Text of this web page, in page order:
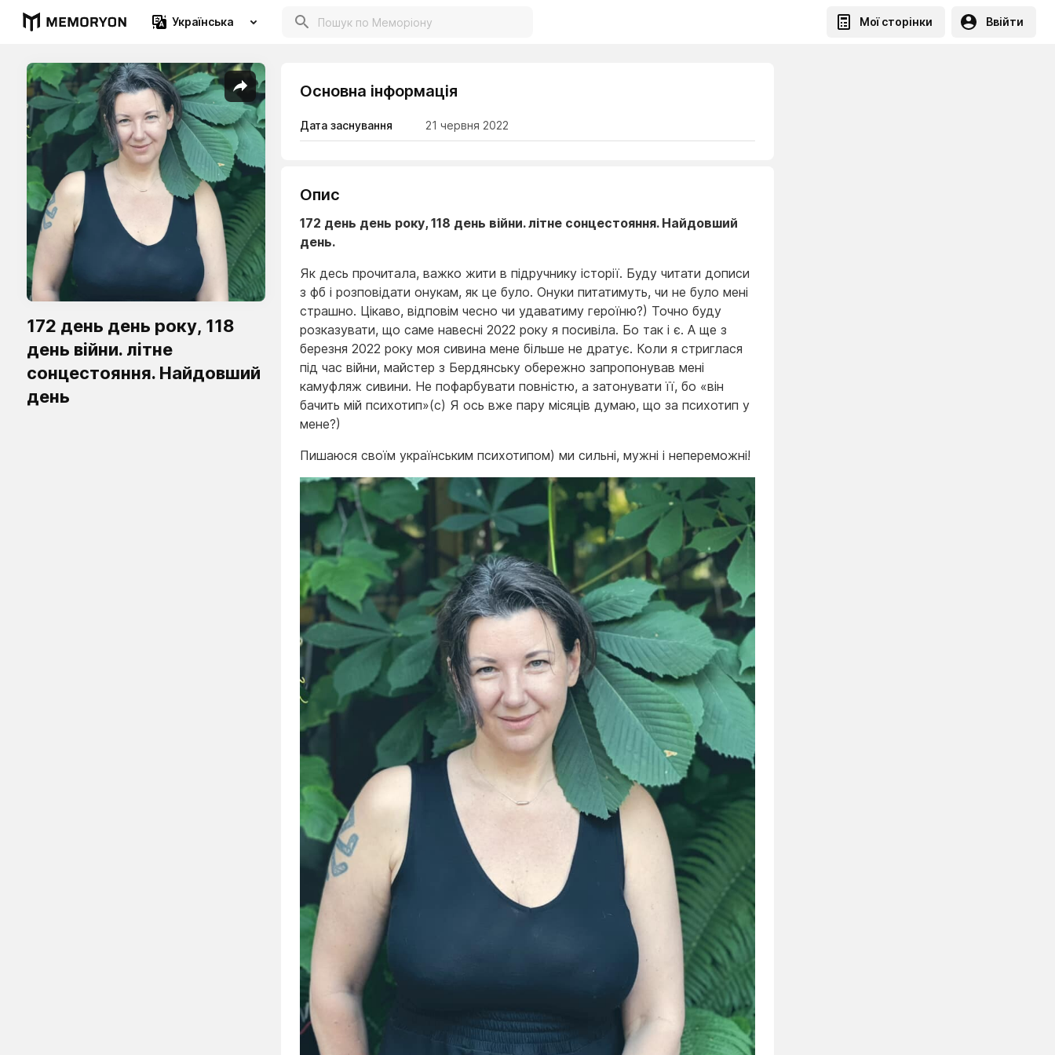
Українська Мої сторінки Ввійти
172 день день року, 118
день війни. літне
сонцестояння. Найдовший
день
Основна інформація
Дата заснування 21 червня 2022
Опис
172 день день року, 118 день війни. літне сонцестояння. Найдовший
день.
Як десь прочитала, важко жити в підручнику історії. Буду читати дописи
з фб і розповідати онукам, як це було. Онуки питатимуть, чи не було мені
страшно. Цікаво, відповім чесно чи удаватиму героїню?) Точно буду
розказувати, що саме навесні 2022 року я посивіла. Бо так і є. А ще з
березня 2022 року моя сивина мене більше не дратує. Коли я стриглася
під час війни, майстер з Бердянську обережно запропонував мені
камуфляж сивини. Не пофарбувати повністю, а затонувати її, бо «він
бачить мій психотип»(с) Я ось вже пару місяців думаю, що за психотип у
мене?)
Пишаюся своїм українським психотипом) ми сильні, мужні і непереможні!